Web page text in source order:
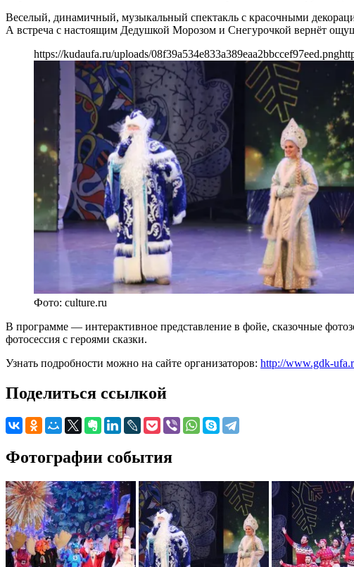
Веселый, динамичный, музыкальный спектакль с красочными
А встреча с настоящим Дедушкой Морозом и Снегурочкой вернёт
https://kudaufa.ru/uploads/08f39a534e833a389eaa2bbccef97eed.png
Фото: culture.ru
В программе — интерактивное представление в фойе, сказочные
фотосессия с героями сказки.
Узнать подробности можно на сайте организаторов: http://www.gdk-
Поделиться ссылкой
Фотографии события